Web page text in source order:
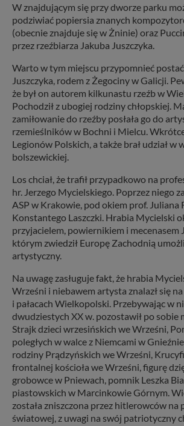
W znajdującym się przy dworze parku
podziwiać popiersia znanych
(obecnie znajduje się w Żninie) oraz
przez rzeźbiarza Jakuba Juszczyka.
Warto w tym miejscu przypomnieć
Juszczyka, rodem z Żegociny w Galicji.
że był on autorem kilkunastu rzeźb w
Pochodził z ubogiej rodziny chłopskiej.
zamiłowanie do rzeźby posłała go do
rzemieślników w Bochni i Mielcu.
Legionów Polskich, a także brał udział w
bolszewickiej.
Los chciał, że trafił przypadkowo na
hr. Jerzego Mycielskiego. Poprzez niego
ASP w Krakowie, pod okiem prof. Juliana
Konstantego Laszczki. Hrabia Mycielski
przyjacielem, powiernikiem i mecenasem
którym zwiedził Europę Zachodnią
artystyczny.
Na uwagę zasługuje fakt, że hrabia
Wrześni i niebawem artysta znalazł się
i pałacach Wielkopolski. Przebywając w
dwudziestych XX w. pozostawił po sobie
Strajk dzieci wrzesińskich we Wrześni,
poległych w walce z Niemcami w
rodziny Prądzyńskich we Wrześni,
frontalnej kościoła we Wrześni, figurę
grobowce w Pniewach, pomnik Leszka
piastowskich w Marcinkowie Górnym.
została zniszczona przez hitlerowców
światowej, z uwagi na swój patriotyczny